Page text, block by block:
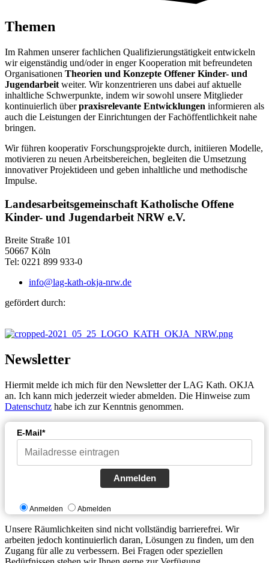
Themen
Im Rahmen unserer fachlichen Qualifizierungstätigkeit entwickeln
wir eigenständig und/oder in enger Kooperation mit befreundeten
Organisationen Theorien und Konzepte Offener Kinder- und
Jugendarbeit weiter. Wir konzentrieren uns dabei auf aktuelle
inhaltliche Schwerpunkte, indem wir sowohl unsere Mitglieder
kontinuierlich überpraxisrelevante Entwicklungen informieren als
auch die Leistungen der Einrichtungen der Fachöffentlichkeit nahe
bringen.
Wir führen kooperativ Forschungsprojekte durch, initiieren Modelle,
motivieren zu neuen Arbeitsbereichen, begleiten die Umsetzung
innovativer Projektideen und geben inhaltliche und methodische
Impulse.
Landesarbeitsgemeinschaft Katholische Offene
Kinder- und Jugendarbeit NRW e.V.
Breite Straße 101
50667 Köln
Tel: 0221 899 933-0
info@lag-kath-okja-nrw.de
gefördert durch:
Newsletter
Hiermit melde ich mich für den Newsletter der LAG Kath. OKJA
an. Ich kann mich jederzeit wieder abmelden. Die Hinweise zum
Datenschutz habe ich zur Kenntnis genommen.
E-Mail*
Anmelden
Anmelden Abmelden
Unsere Räumlichkeiten sind nicht vollständig barrierefrei. Wir
arbeiten jedoch kontinuierlich daran, Lösungen zu finden, um den
Zugang für alle zu verbessern. Bei Fragen oder speziellen